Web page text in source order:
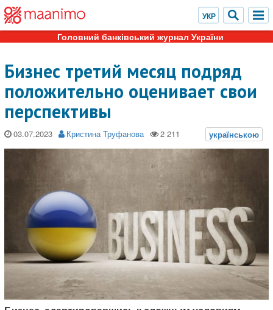
Головний банківський журнал України
Бизнес третий месяц подряд
положительно оценивает свои
перспективы
03.07.2023 Кристина Труфанова